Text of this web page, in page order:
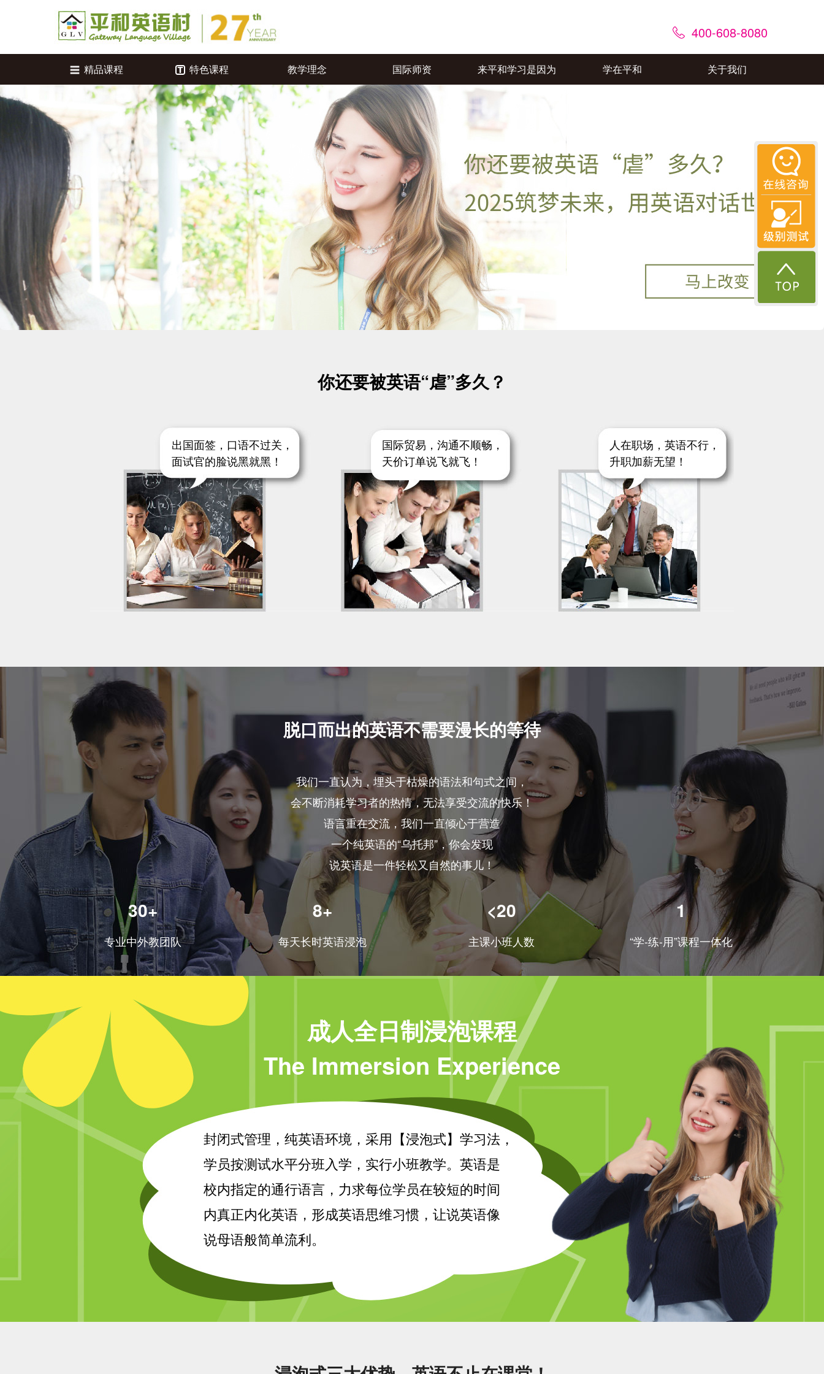
400-608-8080
精品课程 特色课程 教学理念 国际师资 来平和学习是因为 学在平和 关于我们
你还要被英语“虐”多久？
出国面签，口语不过关，
面试官的脸说黑就黑！
国际贸易，沟通不顺畅，
天价订单说飞就飞！
人在职场，英语不行，
升职加薪无望！
脱口而出的英语不需要漫长的等待
我们一直认为，埋头于枯燥的语法和句式之间，
会不断消耗学习者的热情，无法享受交流的快乐！
语言重在交流，我们一直倾心于营造
一个纯英语的“乌托邦”，你会发现
说英语是一件轻松又自然的事儿！
30+
专业中外教团队
8+
每天长时英语浸泡
<20
主课小班人数
1
“学-练-用”课程一体化
成人全日制浸泡课程
The Immersion Experience
封闭式管理，纯英语环境，采用【浸泡式】学习法，
学员按测试水平分班入学，实行小班教学。英语是
校内指定的通行语言，力求每位学员在较短的时间
内真正内化英语，形成英语思维习惯，让说英语像
说母语般简单流利。